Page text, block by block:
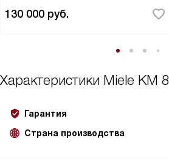
130 000 руб.
Характеристики Miele KM
Гарантия
Страна производства